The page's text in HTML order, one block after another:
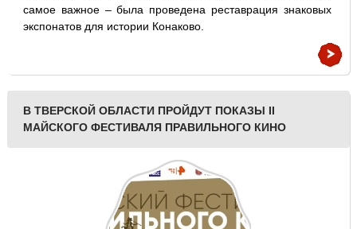
самое важное – была проведена реставрация знаковых
экспонатов для истории Конаково.
В ТВЕРСКОЙ ОБЛАСТИ ПРОЙДУТ ПОКАЗЫ II
МАЙСКОГО ФЕСТИВАЛЯ ПРАВИЛЬНОГО КИНО